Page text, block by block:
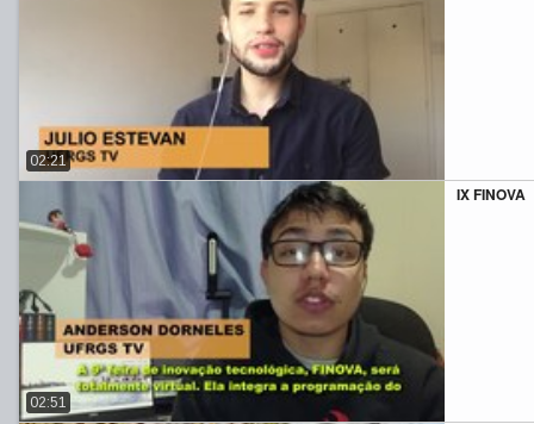
02:21
IX FINOVA
02:51